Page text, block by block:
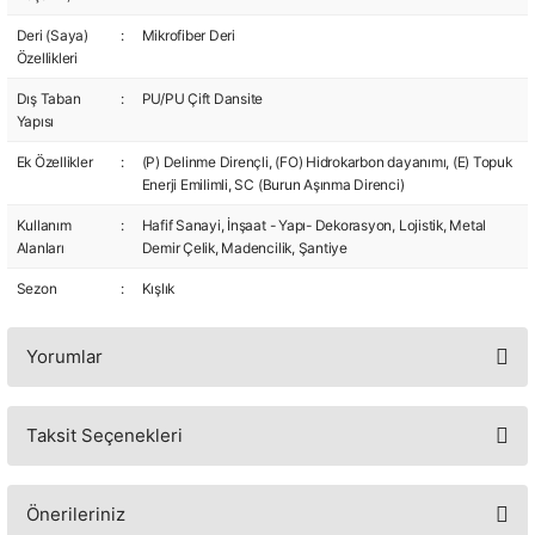
Deri (Saya)
Özellikleri
: Mikrofiber Deri
Dış Taban
Yapısı
: PU/PU Çift Dansite
Ek Özellikler :
(P) Delinme Dirençli, (FO) Hidrokarbon dayanımı, (E) Topuk
Enerji Emilimli, SC (Burun Aşınma Direnci)
Kullanım
Alanları
:
Hafif Sanayi, İnşaat - Yapı- Dekorasyon, Lojistik, Metal
Demir Çelik, Madencilik, Şantiye
Sezon : Kışlık
Yorumlar
Taksit Seçenekleri
Önerileriniz